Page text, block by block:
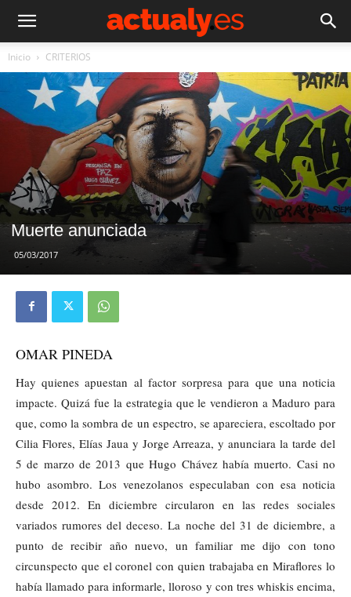
Inicio CRITERIOS
Muerte anunciada
05/03/2017
OMAR PINEDA
Hay quienes apuestan al factor sorpresa para que una noticia
impacte. Quizá fue la estrategia que le vendieron a Maduro para
que, como la sombra de un espectro, se apareciera, escoltado por
Cilia Flores, Elías Jaua y Jorge Arreaza, y anunciara la tarde del
5 de marzo de 2013 que Hugo Chávez había muerto. Casi no
hubo asombro. Los venezolanos especulaban con esa noticia
desde 2012. En diciembre circularon en las redes sociales
variados rumores del deceso. La noche del 31 de diciembre, a
punto de recibir año nuevo, un familiar me dijo con tono
circunspecto que el coronel con quien trabajaba en Miraflores lo
había llamado para informarle, lloroso y con tres whiskis encima,